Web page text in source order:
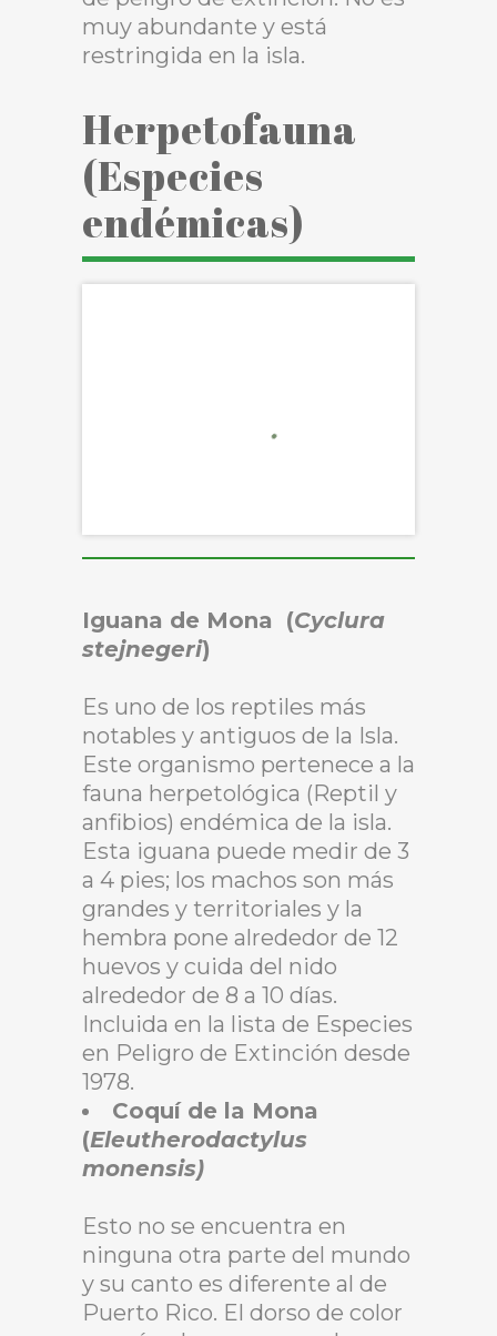
muy abundante y está
restringida en la isla.
Herpetofauna
(Especies
endémicas)
Iguana de Mona (Cyclura
stejnegeri)
Es uno de los reptiles más
notables y antiguos de la Isla.
Este organismo pertenece a la
fauna herpetológica (Reptil y
anfibios) endémica de la isla.
Esta iguana puede medir de 3
a 4 pies; los machos son más
grandes y territoriales y la
hembra pone alrededor de 12
huevos y cuida del nido
alrededor de 8 a 10 días.
Incluida en la lista de Especies
en Peligro de Extinción desde
1978.
Coquí de la Mona
(Eleutherodactylus
monensis)
Esto no se encuentra en
ninguna otra parte del mundo
y su canto es diferente al de
Puerto Rico. El dorso de color